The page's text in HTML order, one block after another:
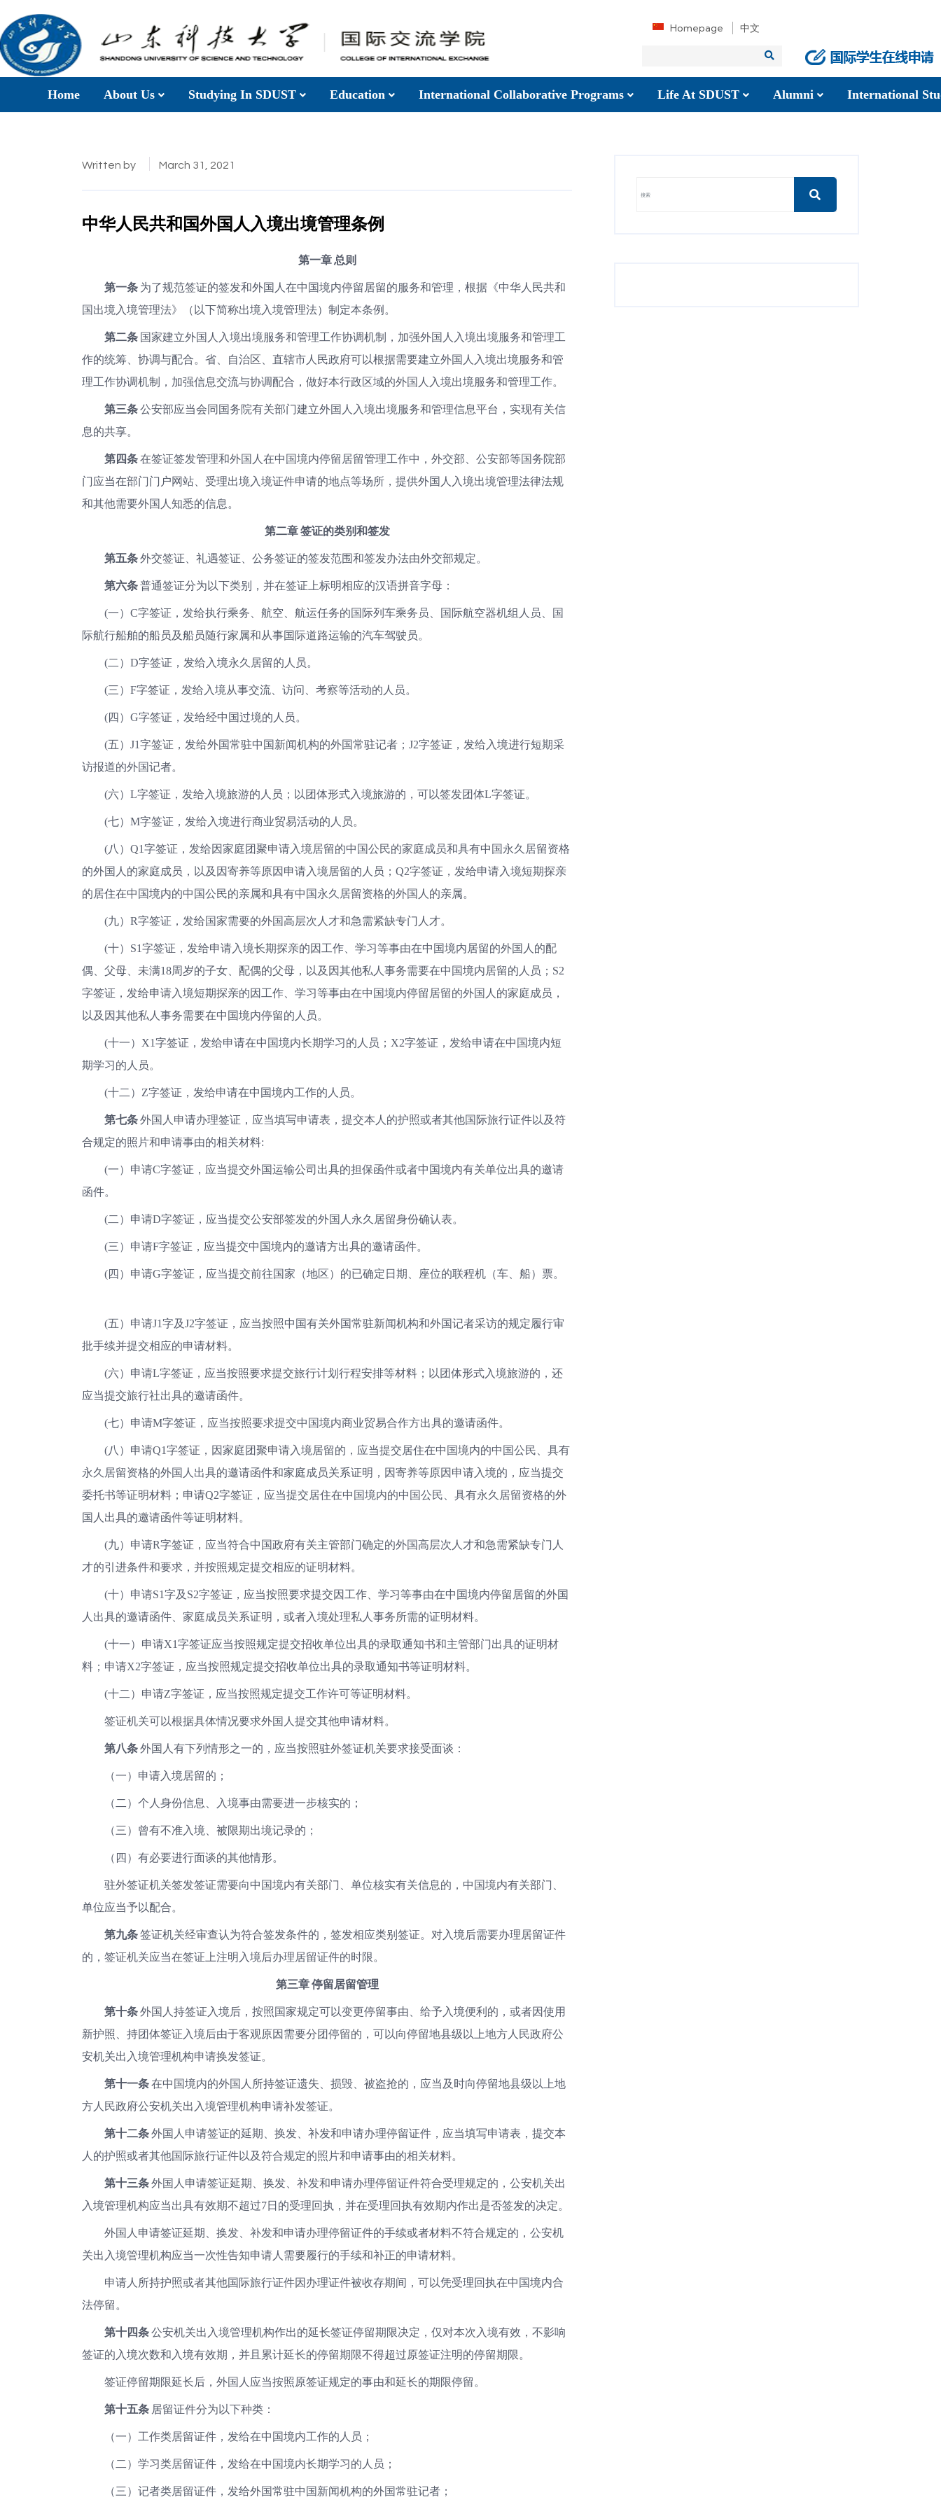
Homepage 中文
Home About Us Studying In SDUST Education International Collaborative Programs Life At SDUST Alumni International
Written by March 31, 2021
中华人民共和国外国人入境出境管理条例
第一章 总则
第一条 为了规范签证的签发和外国人在中国境内停留居留的服务和管理，根据《中华人民共和
国出境入境管理法》（以下简称出境入境管理法）制定本条例。
第二条 国家建立外国人入境出境服务和管理工作协调机制，加强外国人入境出境服务和管理工
作的统筹、协调与配合。省、自治区、直辖市人民政府可以根据需要建立外国人入境出境服务和管
理工作协调机制，加强信息交流与协调配合，做好本行政区域的外国人入境出境服务和管理工作。
第三条公安部应当会同国务院有关部门建立外国人入境出境服务和管理信息平台，实现有关信
息的共享。
第四条在签证签发管理和外国人在中国境内停留居留管理工作中，外交部、公安部等国务院部
门应当在部门门户网站、受理出境入境证件申请的地点等场所，提供外国人入境出境管理法律法规
和其他需要外国人知悉的信息。
第二章 签证的类别和签发
第五条外交签证、礼遇签证、公务签证的签发范围和签发办法由外交部规定。
第六条普通签证分为以下类别，并在签证上标明相应的汉语拼音字母：
(一）C字签证，发给执行乘务、航空、航运任务的国际列车乘务员、国际航空器机组人员、国
际航行船舶的船员及船员随行家属和从事国际道路运输的汽车驾驶员。
(二）D字签证，发给入境永久居留的人员。
(三）F字签证，发给入境从事交流、访问、考察等活动的人员。
(四）G字签证，发给经中国过境的人员。
(五）J1字签证，发给外国常驻中国新闻机构的外国常驻记者；J2字签证，发给入境进行短期采
访报道的外国记者。
(六）L字签证，发给入境旅游的人员；以团体形式入境旅游的，可以签发团体L字签证。
(七）M字签证，发给入境进行商业贸易活动的人员。
(八）Q1字签证，发给因家庭团聚申请入境居留的中国公民的家庭成员和具有中国永久居留资格
的外国人的家庭成员，以及因寄养等原因申请入境居留的人员；Q2字签证，发给申请入境短期探亲
的居住在中国境内的中国公民的亲属和具有中国永久居留资格的外国人的亲属。
(九）R字签证，发给国家需要的外国高层次人才和急需紧缺专门人才。
(十）S1字签证，发给申请入境长期探亲的因工作、学习等事由在中国境内居留的外国人的配
偶、父母、未满18周岁的子女、配偶的父母，以及因其他私人事务需要在中国境内居留的人员；S2
字签证，发给申请入境短期探亲的因工作、学习等事由在中国境内停留居留的外国人的家庭成员，
以及因其他私人事务需要在中国境内停留的人员。
(十一）X1字签证，发给申请在中国境内长期学习的人员；X2字签证，发给申请在中国境内短
期学习的人员。
(十二）Z字签证，发给申请在中国境内工作的人员。
第七条外国人申请办理签证，应当填写申请表，提交本人的护照或者其他国际旅行证件以及符
合规定的照片和申请事由的相关材料:
(一）申请C字签证，应当提交外国运输公司出具的担保函件或者中国境内有关单位出具的邀请
函件。
(二）申请D字签证，应当提交公安部签发的外国人永久居留身份确认表。
(三）申请F字签证，应当提交中国境内的邀请方出具的邀请函件。
(四）申请G字签证，应当提交前往国家（地区）的已确定日期、座位的联程机（车、船）票。
(五）申请J1字及J2字签证，应当按照中国有关外国常驻新闻机构和外国记者采访的规定履行审
批手续并提交相应的申请材料。
(六）申请L字签证，应当按照要求提交旅行计划行程安排等材料；以团体形式入境旅游的，还
应当提交旅行社出具的邀请函件。
(七）申请M字签证，应当按照要求提交中国境内商业贸易合作方出具的邀请函件。
(八）申请Q1字签证，因家庭团聚申请入境居留的，应当提交居住在中国境内的中国公民、具有
永久居留资格的外国人出具的邀请函件和家庭成员关系证明，因寄养等原因申请入境的，应当提交
委托书等证明材料；申请Q2字签证，应当提交居住在中国境内的中国公民、具有永久居留资格的外
国人出具的邀请函件等证明材料。
(九）申请R字签证，应当符合中国政府有关主管部门确定的外国高层次人才和急需紧缺专门人
才的引进条件和要求，并按照规定提交相应的证明材料。
(十）申请S1字及S2字签证，应当按照要求提交因工作、学习等事由在中国境内停留居留的外国
人出具的邀请函件、家庭成员关系证明，或者入境处理私人事务所需的证明材料。
(十一）申请X1字签证应当按照规定提交招收单位出具的录取通知书和主管部门出具的证明材
料；申请X2字签证，应当按照规定提交招收单位出具的录取通知书等证明材料。
(十二）申请Z字签证，应当按照规定提交工作许可等证明材料。
签证机关可以根据具体情况要求外国人提交其他申请材料。
第八条外国人有下列情形之一的，应当按照驻外签证机关要求接受面谈：
（一）申请入境居留的；
（二）个人身份信息、入境事由需要进一步核实的；
（三）曾有不准入境、被限期出境记录的；
（四）有必要进行面谈的其他情形。
驻外签证机关签发签证需要向中国境内有关部门、单位核实有关信息的，中国境内有关部门、
单位应当予以配合。
第九条签证机关经审查认为符合签发条件的，签发相应类别签证。对入境后需要办理居留证件
的，签证机关应当在签证上注明入境后办理居留证件的时限。
第三章 停留居留管理
第十条外国人持签证入境后，按照国家规定可以变更停留事由、给予入境便利的，或者因使用
新护照、持团体签证入境后由于客观原因需要分团停留的，可以向停留地县级以上地方人民政府公
安机关出入境管理机构申请换发签证。
第十一条在中国境内的外国人所持签证遗失、损毁、被盗抢的，应当及时向停留地县级以上地
方人民政府公安机关出入境管理机构申请补发签证。
第十二条外国人申请签证的延期、换发、补发和申请办理停留证件，应当填写申请表，提交本
人的护照或者其他国际旅行证件以及符合规定的照片和申请事由的相关材料。
第十三条外国人申请签证延期、换发、补发和申请办理停留证件符合受理规定的，公安机关出
入境管理机构应当出具有效期不超过7日的受理回执，并在受理回执有效期内作出是否签发的决定。
外国人申请签证延期、换发、补发和申请办理停留证件的手续或者材料不符合规定的，公安机
关出入境管理机构应当一次性告知申请人需要履行的手续和补正的申请材料。
申请人所持护照或者其他国际旅行证件因办理证件被收存期间，可以凭受理回执在中国境内合
法停留。
第十四条公安机关出入境管理机构作出的延长签证停留期限决定，仅对本次入境有效，不影响
签证的入境次数和入境有效期，并且累计延长的停留期限不得超过原签证注明的停留期限。
签证停留期限延长后，外国人应当按照原签证规定的事由和延长的期限停留。
第十五条 居留证件分为以下种类：
（一）工作类居留证件，发给在中国境内工作的人员；
（二）学习类居留证件，发给在中国境内长期学习的人员；
（三）记者类居留证件，发给外国常驻中国新闻机构的外国常驻记者；